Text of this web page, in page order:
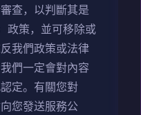
查，以判斷其是
策，並可移除或
我們政策或法律
們一定會對內容
定。有關您對
您發送服務公